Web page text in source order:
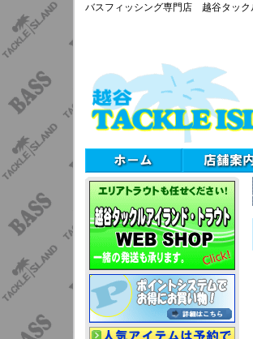
バスフィッシング専門店 越谷タック